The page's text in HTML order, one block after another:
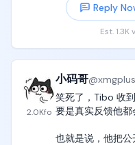
Reply
Est.
2.0Kfo
小码哥@xmgplus
笑死了，Tibo 收
要是真实反馈他都
也就是说，他把